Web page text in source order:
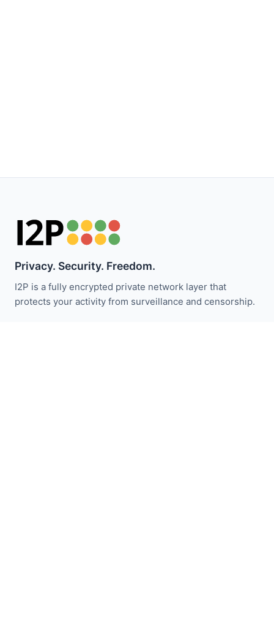
Privacy. Security. Freedom.
I2P is a fully encrypted private network layer that
protects your activity from surveillance and censorship.